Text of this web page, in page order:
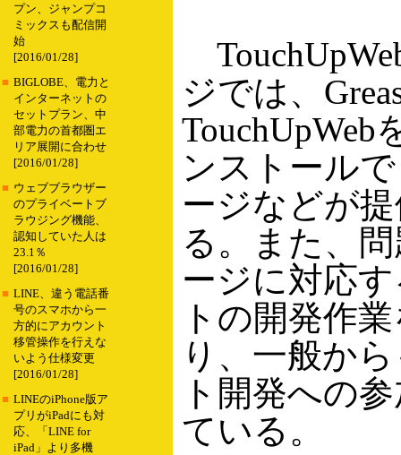
プン、ジャンプコ
ミックスも配信開
始
[2016/01/28]
■ BIGLOBE、電力と
インターネットの
セットプラン、中
部電力の首都圏エ
リア展開に合わせ
[2016/01/28]
■ ウェブブラウザー
のプライベートブ
ラウジング機能、
認知していた人は
23.1％
[2016/01/28]
■ LINE、違う電話番
号のスマホから一
方的にアカウント
移管操作を行えな
いよう仕様変更
[2016/01/28]
■ LINEのiPhone版ア
プリがiPadにも対
応、「LINE for
iPad」より多機
ジでは、
TouchUpWeb
ンストール
ージなどが
る。また、
ージに対応
トの開発作
り、一般か
ト開発への
ている。